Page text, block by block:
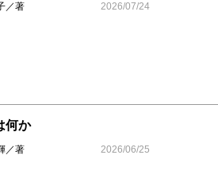
／著 2026/07/24
何か
／著 2026/06/25